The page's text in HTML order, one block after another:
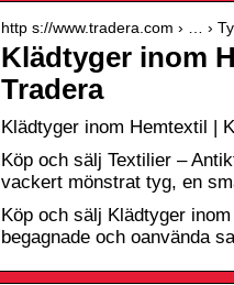
http s://www.tradera.com › … ›
Klädtyger inom
Tradera
Klädtyger inom Hemtextil |
Köp och sälj Textilier –
vackert mönstrat tyg, en
Köp och sälj Klädtyger
begagnade och oanvända